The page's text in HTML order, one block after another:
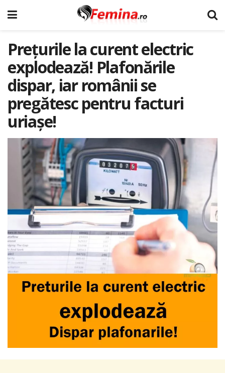
Prețurile la curent electric
explodează! Plafonările
dispar, iar românii se
pregătesc pentru facturi
uriașe!